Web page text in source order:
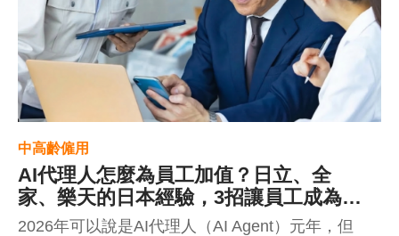
中高齡僱用
AI代理人怎麼為員工加值？日立、全
家、樂天的日本經驗，3招讓員工成為
「數位鋼鐵人」
2026年可以說是AI代理人（AI Agent）元年，但